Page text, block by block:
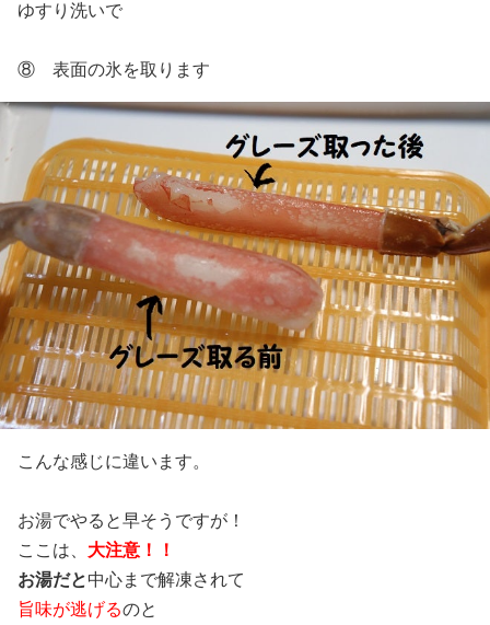
ゆすり洗いで
⑧ 表面の氷を取ります
こんな感じに違います。
お湯でやると早そうですが！
ここは、 大注意！！
お湯だと中心まで解凍されて
旨味が逃げるのと